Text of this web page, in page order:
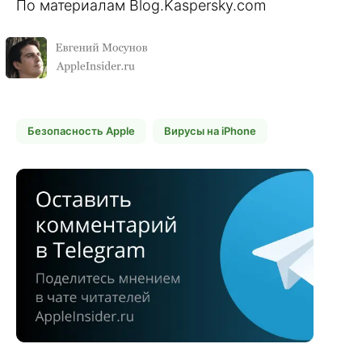
По материалам Blog.Kaspersky.com
Безопасность Apple Вирусы на iPhone